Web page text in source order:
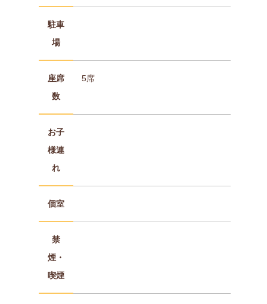
駐車
場
座席
数
5席
お子
様連
れ
個室
禁
煙・
喫煙